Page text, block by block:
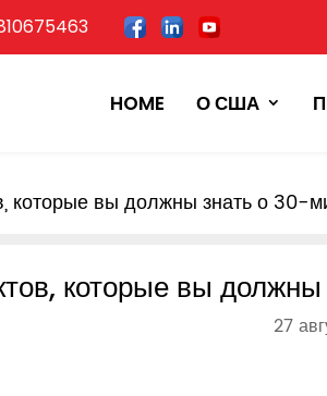
HOME О США
которые вы должны знать о 30-
которые вы
27